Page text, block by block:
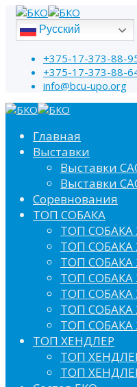
Русский
+375-17-373-88-
+375-17-373-88-
info@bcu-upo.org
Главная
Выставки
Выставки
Выставки
Соревнования
ТОП СОБАКА
ТОП СОБАКА
ТОП СОБАКА
ТОП СОБАКА
ТОП СОБАКА
ТОП СОБАКА
ТОП СОБАКА
ТОП СОБАКА
ТОП ХЕНДЛЕР
ТОП
ТОП